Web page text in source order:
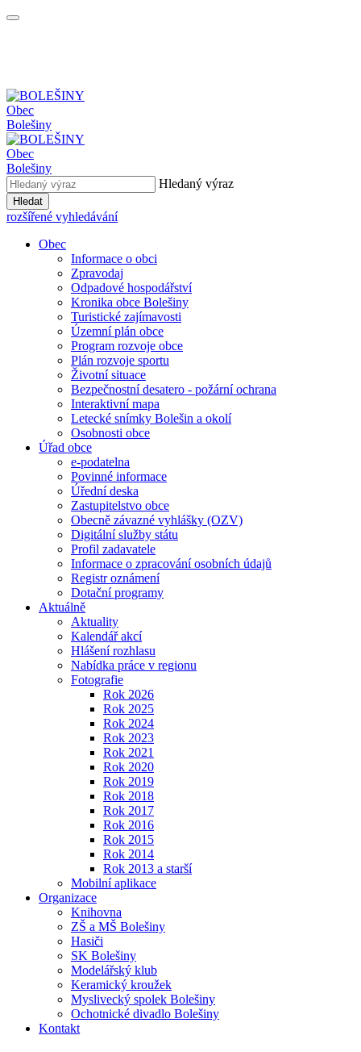
Obec
Bolešiny
Obec
Bolešiny
Hledaný výraz
Hledat
rozšířené vyhledávání
Obec
Informace o obci
Zpravodaj
Odpadové hospodářství
Kronika obce Bolešiny
Turistické zajímavosti
Územní plán obce
Program rozvoje obce
Plán rozvoje sportu
Životní situace
Bezpečnostní desatero - požární ochrana
Interaktivní mapa
Letecké snímky Bolešin a okolí
Osobnosti obce
Úřad obce
e-podatelna
Povinné informace
Úřední deska
Zastupitelstvo obce
Obecně závazné vyhlášky (OZV)
Digitální služby státu
Profil zadavatele
Informace o zpracování osobních údajů
Registr oznámení
Dotační programy
Aktuálně
Aktuality
Kalendář akcí
Hlášení rozhlasu
Nabídka práce v regionu
Fotografie
Rok 2026
Rok 2025
Rok 2024
Rok 2023
Rok 2021
Rok 2020
Rok 2019
Rok 2018
Rok 2017
Rok 2016
Rok 2015
Rok 2014
Rok 2013 a starší
Mobilní aplikace
Organizace
Knihovna
ZŠ a MŠ Bolešiny
Hasiči
SK Bolešiny
Modelářský klub
Keramický kroužek
Myslivecký spolek Bolešiny
Ochotnické divadlo Bolešiny
Kontakt